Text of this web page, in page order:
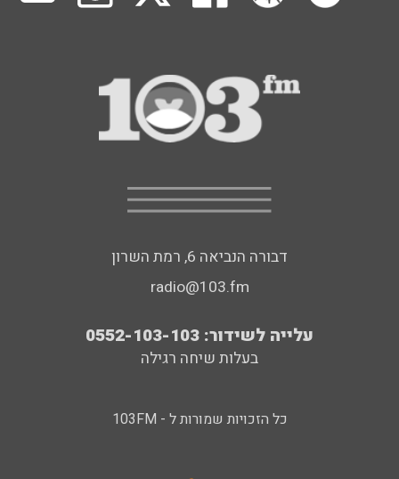
דבורה הנביאה 6, רמת השרון
radio@103.fm
עלייה לשידור: 0552-103-103
בעלות שיחה רגילה
כל הזכויות שמורות ל - 103FM